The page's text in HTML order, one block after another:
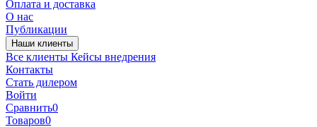
Оплата и доставка
О нас
Публикации
Наши клиенты
Все клиенты Кейсы внедрения
Контакты
Стать дилером
Войти
Сравнить0
Товаров0